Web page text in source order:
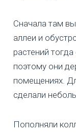
Сначала там
аллеи и
растений
поэтому они
помещениях.
сделали
Пополняли